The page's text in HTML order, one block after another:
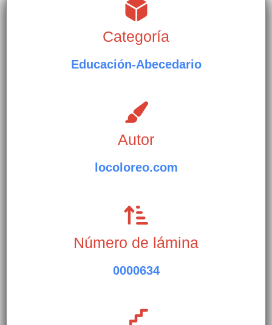
Categoría
Educación-Abecedario
Autor
locoloreo.com
Número de lámina
0000634